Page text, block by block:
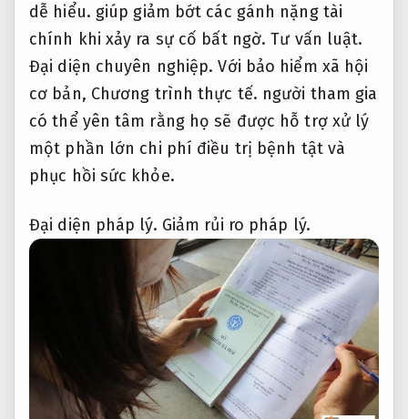
dễ hiểu. giúp giảm bớt các gánh nặng tài
chính khi xảy ra sự cố bất ngờ.Tư vấn luật.
Đại diện chuyên nghiệp. Với bảo hiểm xã hội
cơ bản, Chương trình thực tế. người tham gia
có thể yên tâm rằng họ sẽ được hỗ trợ xử lý
một phần lớn chi phí điều trị bệnh tật và
phục hồi sức khỏe.
Đại diện pháp lý. Giảm rủi ro pháp lý.